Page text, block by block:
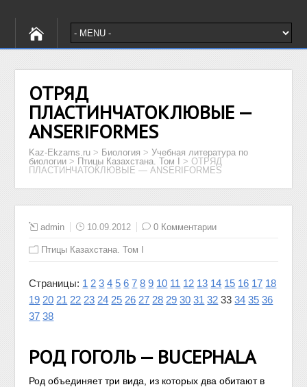
ОТРЯД
ПЛАСТИНЧАТОКЛЮВЫЕ —
ANSERIFORMES
Kaz-Ekzams.ru > Биология >Учебная литература по
биологии > Птицы Казахстана. Том I >ОТРЯД
ПЛАСТИНЧАТОКЛЮВЫЕ — ANSERIFORMES
admin 10.09.2012 0 Комментарии
Птицы Казахстана. Том I
Страницы: 1 2 3 4 5 6 7 8 9 10 11 12 13 14 15 16 17 18
19 20 21 22 23 24 25 26 27 28 29 30 31 32 33 34 35 36
37 38
РОД ГОГОЛЬ — BUCEPHALA
Род объединяет три вида, из которых два обитают в